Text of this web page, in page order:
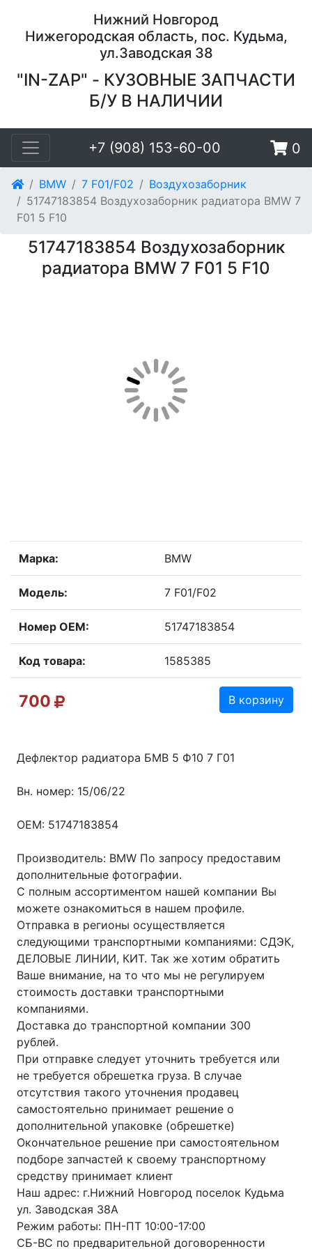
Нижний Новгород
Нижегородская область, пос. Кудьма,
ул.Заводская 38
"IN-ZAP" - КУЗОВНЫЕ ЗАПЧАСТИ
Б/У В НАЛИЧИИ
+7 (908) 153-60-00 0
BMW 7 F01/F02
Воздухозаборник
51747183854 Воздухозаборник радиатора BMW 7
F01 5 F10
51747183854 Воздухозаборник
радиатора BMW 7 F01 5 F10
Марка: BMW
Модель: 7 F01/F02
Номер OEM: 51747183854
Код товара: 1585385
700 В корзину
Дефлектор радиатора БМВ 5 Ф10 7 Г01
Вн. номер: 15/06/22
OEM: 51747183854
Производитель: BMW По запросу предоставим
дополнительные фотографии.
С полным ассортиментом нашей компании Вы
можете ознакомиться в нашем профиле.
Отправка в регионы осуществляется
следующими транспортными компаниями: СДЭК,
ДЕЛОВЫЕ ЛИНИИ, КИТ. Так же хотим обратить
Ваше внимание, на то что мы не регулируем
стоимость доставки транспортными
компаниями.
Доставка до транспортной компании 300
рублей.
При отправке следует уточнить требуется или
не требуется обрешетка груза. В случае
отсутствия такого уточнения продавец
самостоятельно принимает решение о
дополнительной упаковке (обрешетке)
Окончательное решение при самостоятельном
подборе запчастей к своему транспортному
средству принимает клиент
Наш адрес: г.Нижний Новгород поселок Кудьма
ул. Заводская 38А
Режим работы: ПН-ПТ 10:00-17:00
СБ-ВС по предварительной договоренности